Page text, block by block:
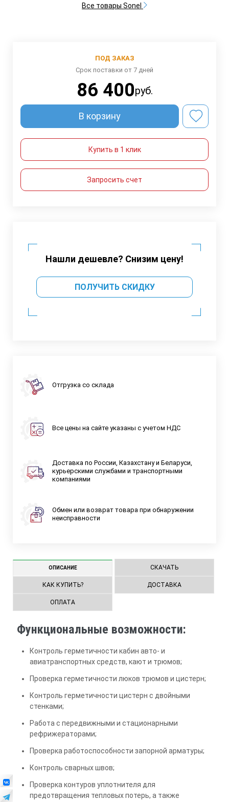
Все товары Sonel
ПОД ЗАКАЗ
Срок поставки от 7 дней
86 400руб.
В корзину
Купить в 1 клик
Запросить счет
Нашли дешевле? Снизим цену!
ПОЛУЧИТЬ СКИДКУ
Отгрузка со склада
Все цены на сайте указаны с учетом НДС
Доставка по России, Казахстану и Беларуси,
курьерскими службами и транспортными
компаниями
Обмен или возврат товара при обнаружении
неисправности
ОПИСАНИЕ СКАЧАТЬ
КАК КУПИТЬ? ДОСТАВКА
ОПЛАТА
Функциональные возможности:
Контроль герметичности кабин авто- и
авиатранспортных средств, кают и трюмов;
Проверка герметичности люков трюмов и цистерн;
Контроль герметичности цистерн с двойными
стенками;
Работа с передвижными и стационарными
рефрижераторами;
Проверка работоспособности запорной арматуры;
Контроль сварных швов;
Проверка контуров уплотнителя для
предотвращения тепловых потерь, а также